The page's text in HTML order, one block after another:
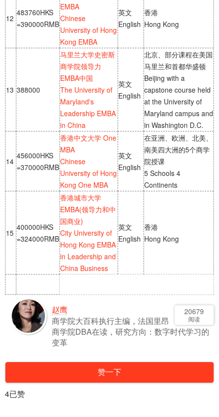
12
483760HKS
=390000RMB
EMBA
Chinese
University of Hong
Kong EMBA
英文
English
香港
Hong Kong
13 388000
马里兰大学史密斯
商学院领导力
EMBA中国
The University of
Maryland's
Leadership EMBA
in China
英文
English
北京、部分课程在美国
马里兰和首都华盛顿
Beijing with a
capstone course held
at the University of
Maryland campus and
in Washington D.C.
14
456000HKS
=370000RMB
香港中文大学 One
MBA
Chinese
University of Hong
Kong One MBA
英文
English
在亚洲、欧洲、北美、
南美四大洲的5个商学
院授课
5 Schools 4
Continents
15
400000HKS
=324000RMB
香港城市大学
EMBA(领导力和中
国商业)
City University of
Hong Kong EMBA
in Leadership and
China Business
英文
English
香港
Hong Kong
20679
阅读
赵鹰
商学院大百科执行主编，法国里昂
商学院DBA在读，研究方向：数字时代学习的
变革
赞一下
4已赞